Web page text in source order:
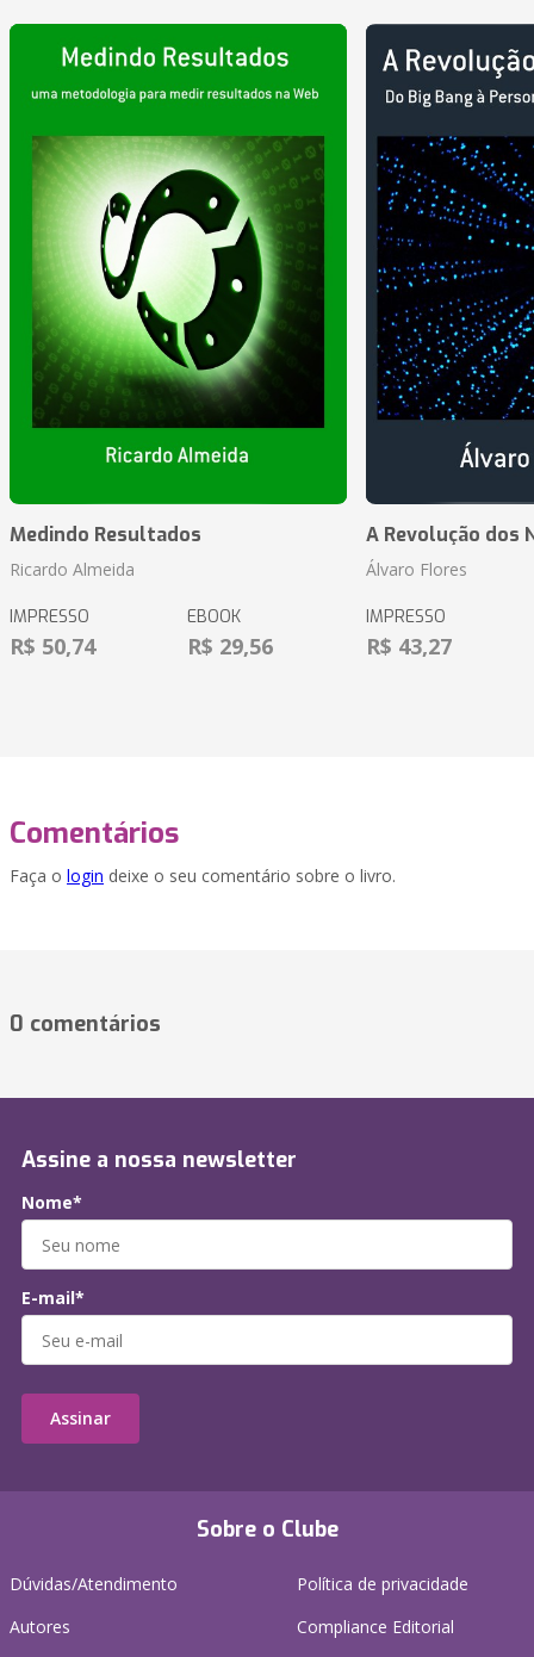
Medindo Resultados
Ricardo Almeida
IMPRESSO
R$ 50,74
EBOOK
R$ 29,56
A Revolução dos
Álvaro Flores
IMPRESSO
R$ 43,27
Comentários
Faça o login deixe o seu comentário sobre o livro.
0 comentários
Sobre o Clube
Dúvidas/Atendimento
Autores
Política de privacidade
Compliance Editorial
Assine a nossa newsletter
Nome*
E-mail*
Assinar